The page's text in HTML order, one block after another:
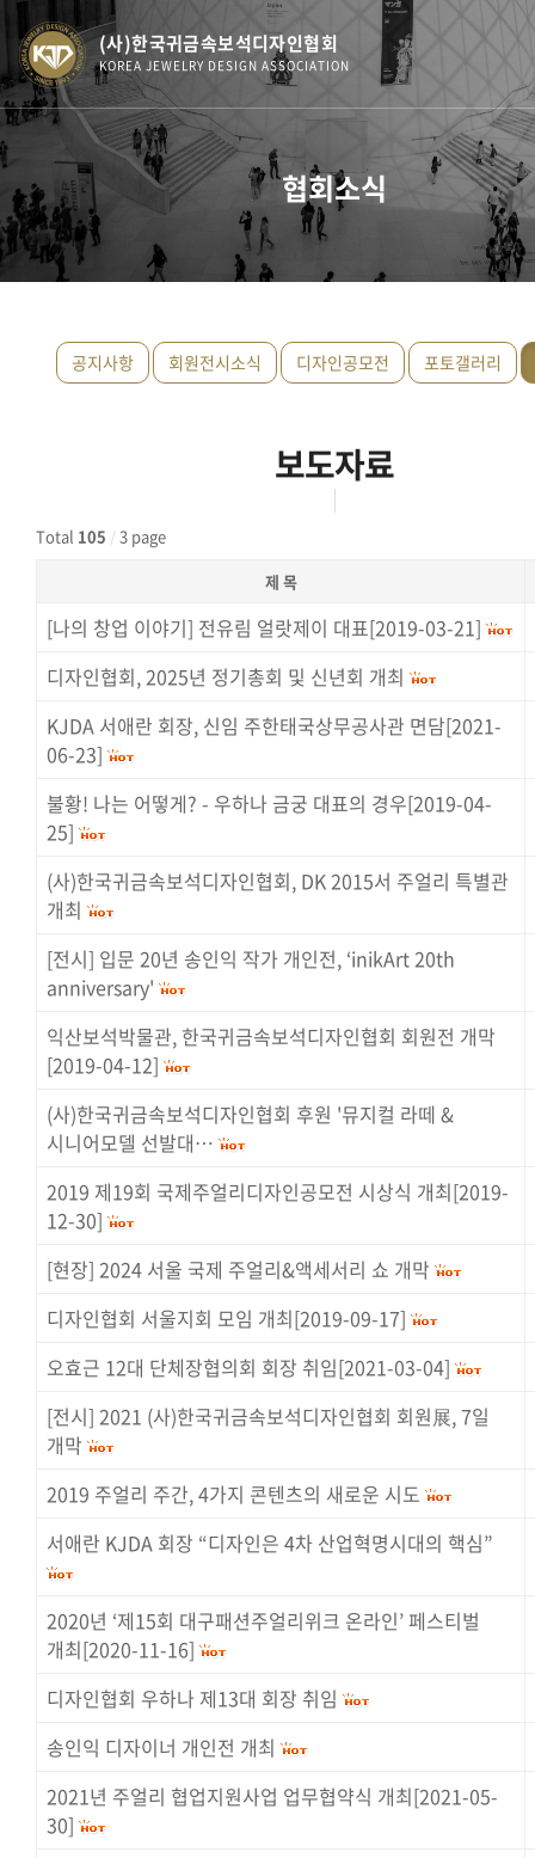
(사)한국귀금속보석디자인협회
KOREA JEWELRY DESIGN ASSOCIATION
협회소식
공지사항 회원전시소식 디자인공모전 포토갤러리
보도자료
Total 105 / 3 page
제 목
[나의 창업 이야기] 전유림 얼랏제이 대표[2019-03-21]
디자인협회, 2025년 정기총회 및 신년회 개최
KJDA 서애란 회장, 신임 주한태국상무공사관 면담[2021-
06-23]
불황! 나는 어떻게? - 우하나 금궁 대표의 경우[2019-04-
25]
(사)한국귀금속보석디자인협회, DK 2015서 주얼리 특별관
개최
[전시] 입문 20년 송인익 작가 개인전, ‘inikArt 20th
anniversary'
익산보석박물관, 한국귀금속보석디자인협회 회원전 개막
[2019-04-12]
(사)한국귀금속보석디자인협회 후원 '뮤지컬 라떼 &
시니어모델 선발대…
2019 제19회 국제주얼리디자인공모전 시상식 개최[2019-
12-30]
[현장] 2024 서울 국제 주얼리&액세서리 쇼 개막
디자인협회 서울지회 모임 개최[2019-09-17]
오효근 12대 단체장협의회 회장 취임[2021-03-04]
[전시] 2021 (사)한국귀금속보석디자인협회 회원展, 7일
개막
2019 주얼리 주간, 4가지 콘텐츠의 새로운 시도
서애란 KJDA 회장 “디자인은 4차 산업혁명시대의 핵심”
2020년 ‘제15회 대구패션주얼리위크 온라인’ 페스티벌
개최[2020-11-16]
디자인협회 우하나 제13대 회장 취임
송인익 디자이너 개인전 개최
2021년 주얼리 협업지원사업 업무협약식 개최[2021-05-
30]